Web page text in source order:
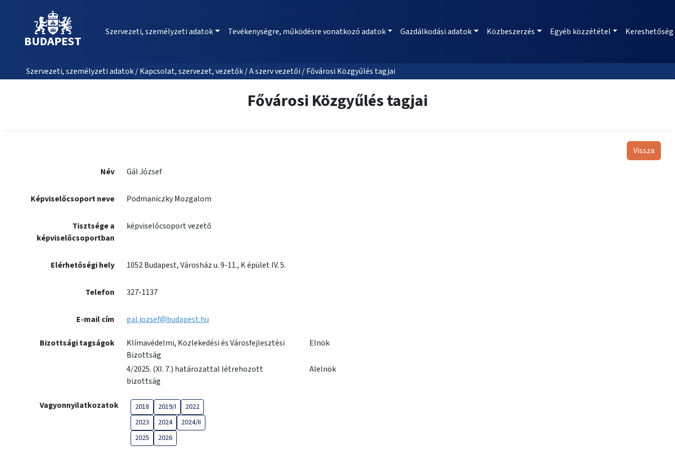
BUDAPEST
Szervezeti, személyzeti adatok Tevékenységre, működésre vonatkozó adatok Gazdálkodási adatok Közbeszerzés Egyéb közzététel Kereshetőség
Szervezeti, személyzeti adatok / Kapcsolat, szervezet, vezetők / A szerv vezetői / Fővárosi Közgyűlés tagjai
Fővárosi Közgyűlés tagjai
Vissza
Név
Gál József
Képviselőcsoport neve Podmaniczky Mozgalom
Tisztsége a
képviselőcsoportban
képviselőcsoport vezető
Elérhetőségi hely 1052 Budapest, Városház u. 9-11., K épület IV. 5.
Telefon 327-1137
E-mail cím gal.jozsef@budapest.hu
Bizottsági tagságok
Klímavédelmi, Közlekedési és Városfejlesztési
Bizottság
Elnök
4/2025. (XI. 7.) határozattal létrehozott
bizottság
Alelnök
Vagyonnyilatkozatok 2018 2019/I
2022
2023
2024
2024/II
2025
2026